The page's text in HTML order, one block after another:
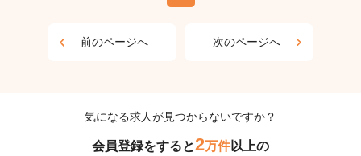
前のページへ 次のページへ
気になる求人が見つからないですか？
会員登録をすると2万件以上の